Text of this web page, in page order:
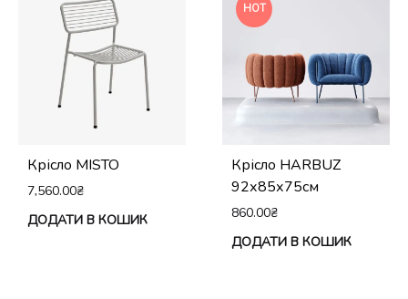
Крісло MISTO
7,560.00₴
ДОДАТИ В КОШИК
HOT
Крісло HARBUZ
92х85х75см
860.00₴
ДОДАТИ В КОШИК